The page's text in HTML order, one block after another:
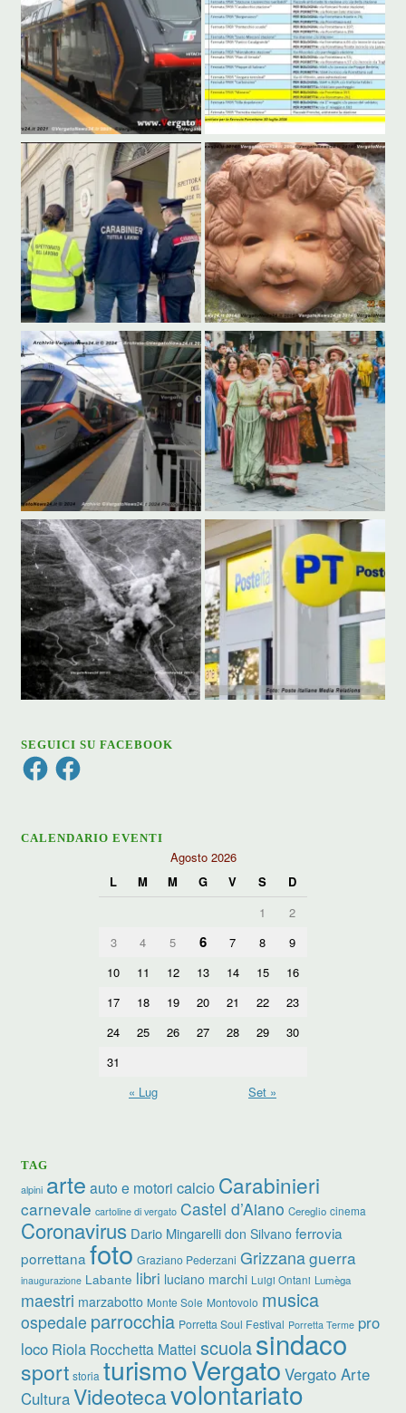
SEGUICI SU FACEBOOK
FacebookFacebook
CALENDARIO EVENTI
Agosto 2026
L
M M G V S
D
1
2
3
4 5 6 7 8
9
10
11 12 13 14 15
16
17
18 19 20 21 22
23
24
25 26 27 28 29
30
31
« Lug
Set »
TAG
alpini arte auto e motori calcio Carabinieri
carnevale cartoline di vergato Castel d’Aiano Cereglio cinema
Coronavirus Dario Mingarelli don Silvano ferrovia
porrettana foto Graziano Pederzani Grizzanaguerra
inaugurazione Labante libri luciano marchi Luigi Ontani Lumèga
maestri marzabotto Monte Sole Montovolo musica
ospedale parrocchia Porretta Soul Festival Porretta Terme pro
loco Riola Rocchetta Mattei scuolasindaco
sport storia turismoVergato Vergato Arte
CulturaVideotecavolontariato